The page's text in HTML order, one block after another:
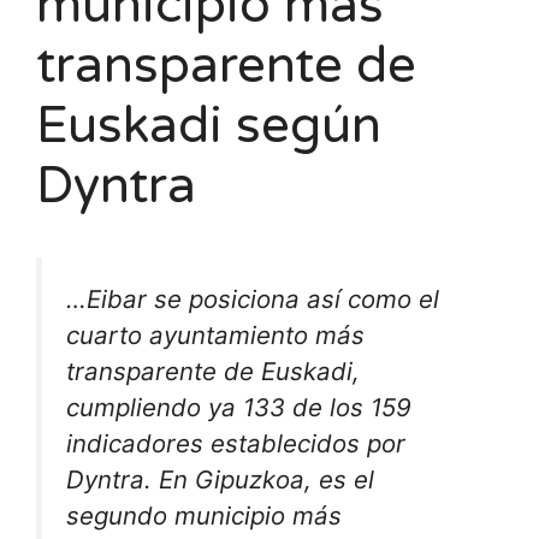
transparente de
Euskadi según
Dyntra
…Eibar se posiciona así como el
cuarto ayuntamiento más
transparente de Euskadi,
cumpliendo ya 133 de los 159
indicadores establecidos por
Dyntra. En Gipuzkoa, es el
segundo municipio más